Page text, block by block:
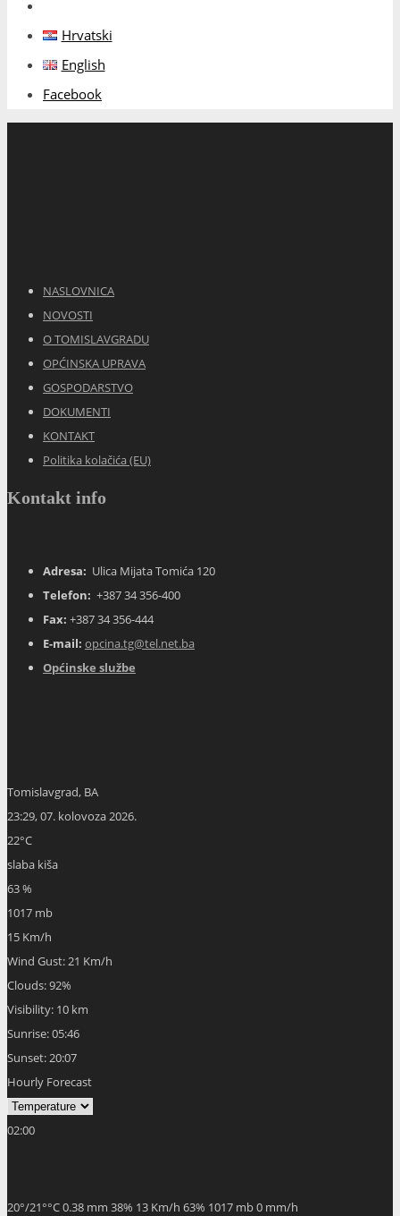
Hrvatski
English
Facebook
NASLOVNICA
NOVOSTI
O TOMISLAVGRADU
OPĆINSKA UPRAVA
GOSPODARSTVO
DOKUMENTI
KONTAKT
Politika kolačića (EU)
Kontakt info
Adresa: Ulica Mijata Tomića 120
Telefon: +387 34 356-400
Fax: +387 34 356-444
E-mail: opcina.tg@tel.net.ba
Općinske službe
Tomislavgrad, BA
23:29,07. kolovoza 2026.
22°C
slaba kiša
63 %
1017 mb
15 Km/h
Wind Gust:21 Km/h
Clouds:92%
Visibility: 10 km
Sunrise:05:46
Sunset:20:07
Hourly Forecast
02:00
20°/21°°C0.38 mm 38% 13 Km/h 63% 1017 mb0 mm/h